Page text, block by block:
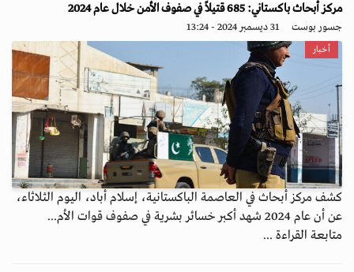
مركز أبحاث باكستاني: 685 قتيلاً في صفوف الأمن خلال عام 2024
جسور بوست 31 ديسمبر 2024 - 13:24
أخبار
كشف مركز أبحاث في العاصمة الباكستانية، إسلام أباد، اليوم الثلاثاء،
عن أن عام 2024 شهد أكبر خسائر بشرية في صفوف قوات الأم...
متابعة القراءة ...